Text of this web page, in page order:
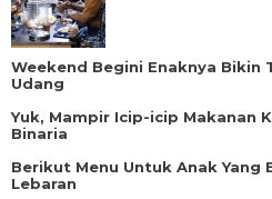
Weekend Begini Enaknya Bikin
Udang
Yuk, Mampir Icip-icip Makanan
Binaria
Berikut Menu Untuk Anak Yang
Lebaran